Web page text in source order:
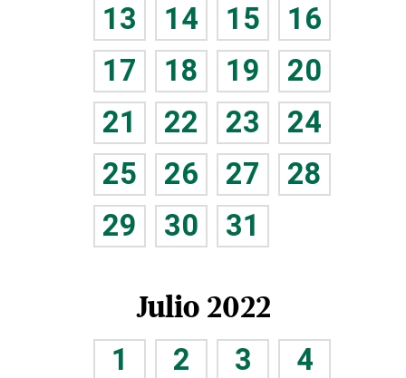
13
14 15
16
17
18 19
20
21
22 23
24
25
26 27
28
29
30 31
Julio 2022
1 2 3
4